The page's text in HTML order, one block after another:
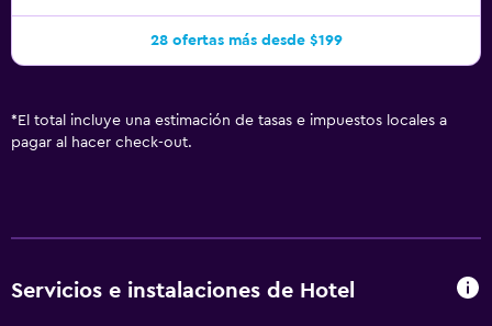
28 ofertas más desde $199
* El total incluye una estimación de tasas e impuestos locales a
pagar al hacer check-out.
Servicios e instalaciones de Hotel